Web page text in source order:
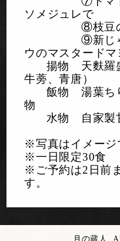
ソメジュレで
⑧枝豆の
⑨新じゃ
ウのマスタードマ
揚物 天麩羅
牛蒡、青唐）
飯物 湯葉ち
物
水物 自家製
※写真はイメージ
※一日限定30食
※ご予約は2日前
す。
月の蔵人.